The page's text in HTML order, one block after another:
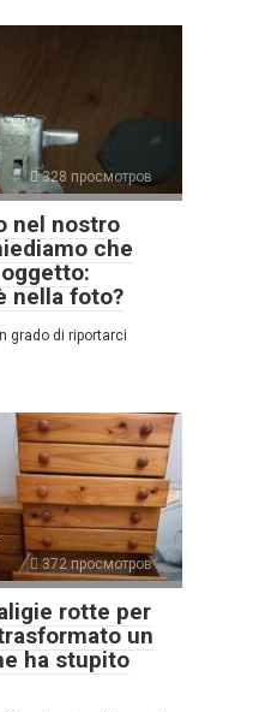
328 просмотров
nel nostro
che
nella foto?
grado di riportarci
372 просмотров
rotte per
un
ha stupito